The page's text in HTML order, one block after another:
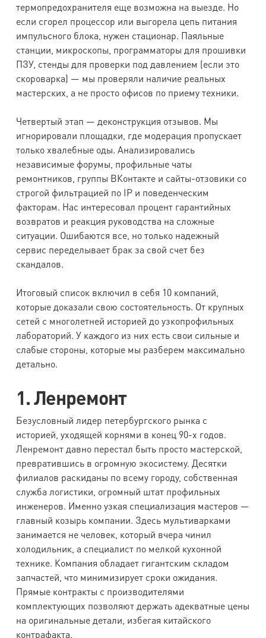
термопредохранителя еще возможна на выезде. Но
если сгорел процессор или выгорела цепь питания
импульсного блока, нужен стационар. Паяльные
станции, микроскопы, программаторы для прошивки
ПЗУ, стенды для проверки под давлением (если это
скороварка) — мы проверяли наличие реальных
мастерских, а не просто офисов по приему техники.
Четвертый этап — деконструкция отзывов. Мы
игнорировали площадки, где модерация пропускает
только хвалебные оды. Анализировались
независимые форумы, профильные чаты
ремонтников, группы ВКонтакте и сайты-отзовики со
строгой фильтрацией по IP и поведенческим
факторам. Нас интересовал процент гарантийных
возвратов и реакция руководства на сложные
ситуации. Ошибаются все, но только надежный
сервис переделывает брак за свой счет без
скандалов.
Итоговый список включил в себя 10 компаний,
которые доказали свою состоятельность. От крупных
сетей с многолетней историей до узкопрофильных
лабораторий. У каждого из них есть свои сильные и
слабые стороны, которые мы разберем максимально
детально.
1. Ленремонт
Безусловный лидер петербургского рынка с
историей, уходящей корнями в конец 90-х годов.
Ленремонт давно перестал быть просто мастерской,
превратившись в огромную экосистему. Десятки
филиалов раскиданы по всему городу, собственная
служба логистики, огромный штат профильных
инженеров. Именно узкая специализация мастеров —
главный козырь компании. Здесь мультиварками
занимается не человек, который вчера чинил
холодильник, а специалист по мелкой кухонной
технике. Компания обладает гигантским складом
запчастей, что минимизирует сроки ожидания.
Прямые контракты с производителями
комплектующих позволяют держать адекватные цены
на оригинальные детали, избегая китайского
контрафакта.